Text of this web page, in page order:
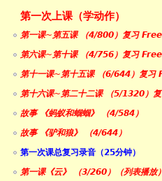
第一次上课（学动作）
第一课~第五课 （4/800）复习 Free
第六课~第十课 （4/756）复习 Free
第十一课~第十五课 （6/644）复习
第十六课~第二十二课 （5/1320）
故事 《蚂蚁和蝈蝈》 （4/584）
故事 《驴和狼》 （4/644）
第一次课总复习录音（25分钟）
第一课《云》 （3/260）（列表播放）